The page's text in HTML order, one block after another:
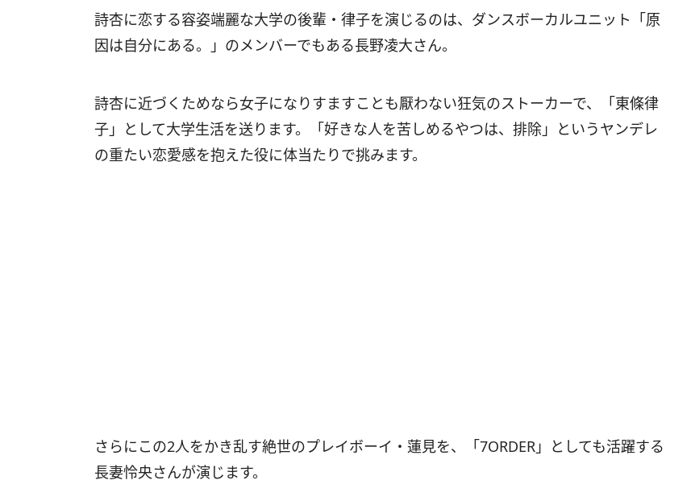
詩杏に恋する容姿端麗な大学の後輩・律子を演じるのは、ダンスボーカルユニット「原
因は自分にある。」のメンバーでもある長野凌大さん。
詩杏に近づくためなら女子になりすますことも厭わない狂気のストーカーで、「東條律
子」として大学生活を送ります。「好きな人を苦しめるやつは、排除」というヤンデレ
の重たい恋愛感を抱えた役に体当たりで挑みます。
さらにこの2人をかき乱す絶世のプレイボーイ・蓮見を、「7ORDER」としても活躍する
長妻怜央さんが演じます。